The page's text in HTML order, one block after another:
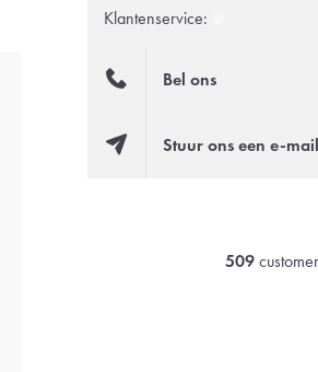
Klantenservice:
Bel ons
Stuur ons een e-mail
509